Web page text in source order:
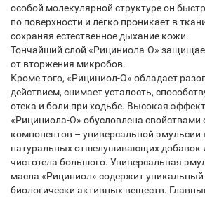
особой молекулярной структуре он
по поверхности и легко проникает в
сохраняя естественное дыхание кожи.
Тончайший слой «Рициниола-О»
от вторжения микробов.
Кроме того, «Рициниол-О» обладает
действием, снимает усталость,
отека и боли при ходьбе. Высокая
«Рициниола-О» обусловлена свойствами
компонентов – универсальной эмульсии
натуральных отшелушивающих добавок
чистотела большого. Универсальная
масла «Рициниол» содержит
биологически активных веществ.